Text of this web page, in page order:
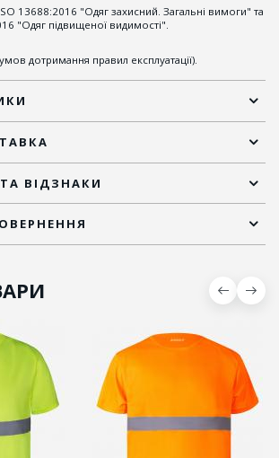
13688:2016 "Одяг захисний. Загальні вимоги" та
"Одяг підвищеної видимості".
умов дотримання правил експлуатації).
ВІДЗНАКИ